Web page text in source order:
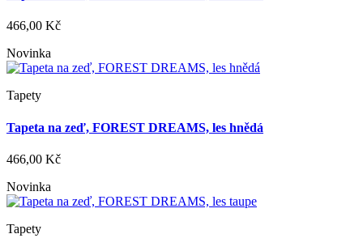
466,00 Kč
Novinka
Tapety
Tapeta na zeď, FOREST DREAMS, les hnědá
466,00 Kč
Novinka
Tapety